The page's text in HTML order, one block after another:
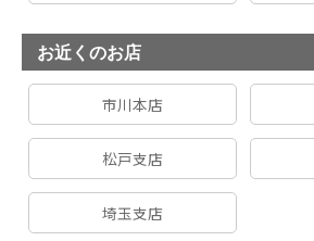
お近くのお店
市川本店
松戸支店
埼玉支店